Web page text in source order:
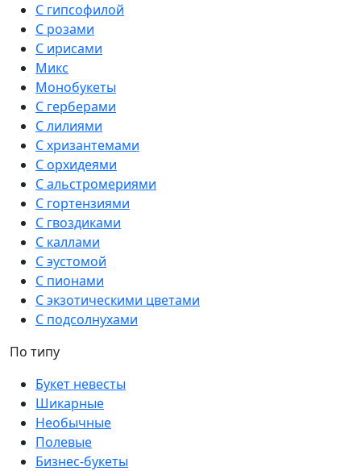
С гипсофилой
С розами
С ирисами
Микс
Монобукеты
С герберами
С лилиями
С хризантемами
С орхидеями
С альстромериями
С гортензиями
С гвоздиками
С каллами
С эустомой
С пионами
С экзотическими цветами
С подсолнухами
По типу
Букет невесты
Шикарные
Необычные
Полевые
Бизнес-букеты